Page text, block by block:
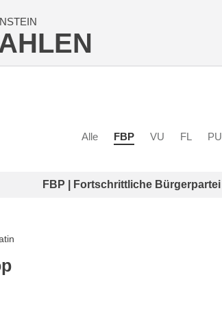
Alle FBP VU FL PU
FBP | Fortschrittliche Bürgerpartei